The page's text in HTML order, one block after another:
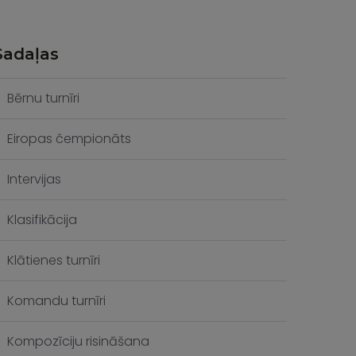
Bērnu turnīri
Eiropas čempionāts
Intervijas
Klasifikācija
Klātienes turnīri
Komandu turnīri
Kompozīciju risināšana